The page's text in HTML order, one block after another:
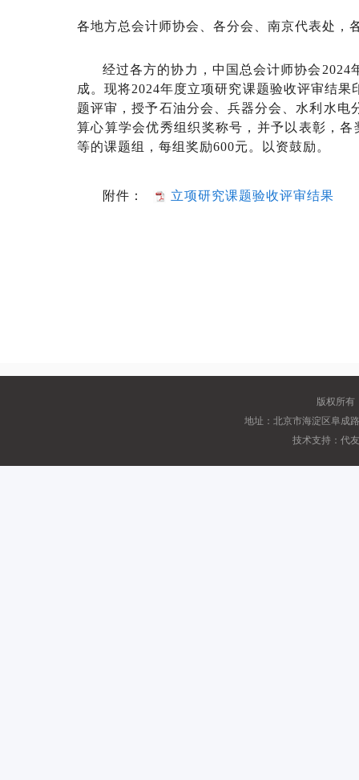
各地方总会计师协会、各分会、南京代表处，
经过各方的协力，中国总会计师协会 2024
成。现将2024年度立项研究课题验收评审结
题评审，授予石油分会、兵器分会、水利水
算心算学会优秀组织奖称号，并予以表彰，
等的课题组，每组奖励600元。以资鼓励。
附件 ： 立项研究课题验收评审结果
版权所有
地址：北京市海淀区阜成
技术支持：代